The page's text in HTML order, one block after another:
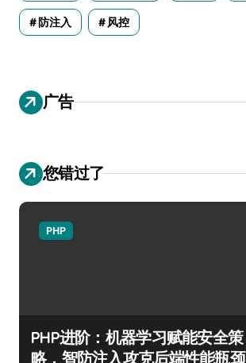
防注入 风控
广告
您错过了
PHP
PHP进阶：机器学习赋能安全策
略，智防注入攻克后端性能瓶颈